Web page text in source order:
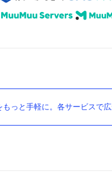
っと手軽に。各サービスで